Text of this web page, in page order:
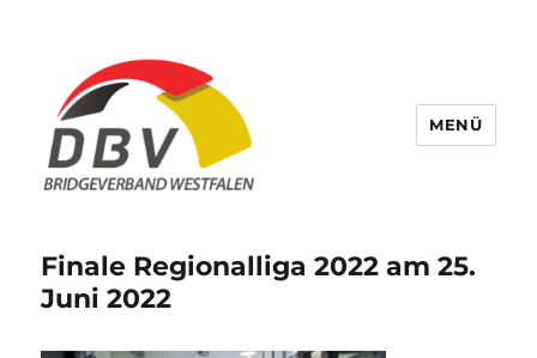
MENÜ
Finale Regionalliga 2022 am 25.
Juni 2022